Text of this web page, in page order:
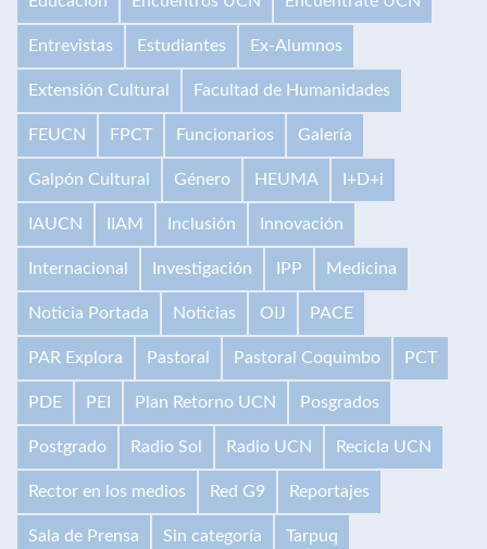
Entrevistas Estudiantes Ex-Alumnos
Extensión Cultural Facultad de Humanidades
FEUCN FPCT Funcionarios Galería
Galpón Cultural Género HEUMA I+D+i
IAUCN IIAM Inclusión Innovación
Internacional Investigación IPP Medicina
Noticia Portada Noticias OIJ PACE
PAR Explora Pastoral Pastoral Coquimbo PCT
PDE PEI Plan Retorno UCN Posgrados
Postgrado Radio Sol Radio UCN Recicla UCN
Rector en los medios Red G9 Reportajes
Sala de Prensa Sin categoría Tarpuq